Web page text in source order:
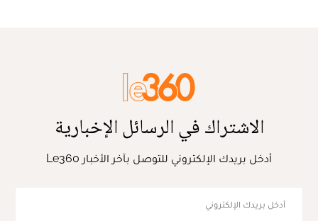
الاشتراك في الرسائل الإخبارية
أدخل بريدك الإلكتروني للتوصل بآخر الأخبار Le360